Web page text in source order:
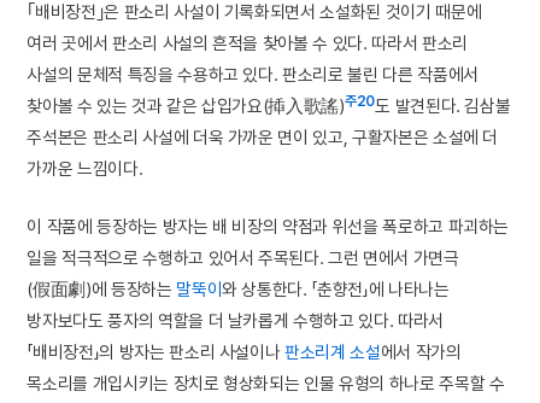
｢배비장전｣은 판소리 사설이 기록화되면서 소설화된 것이기 때문에
여러 곳에서 판소리 사설의 흔적을 찾아볼 수 있다. 따라서 판소리
사설의 문체적 특징을 수용하고 있다. 판소리로 불린 다른 작품에서
찾아볼 수 있는 것과 같은 삽입가요(揷入歌謠)주20도 발견된다. 김삼불
주석본은 판소리 사설에 더욱 가까운 면이 있고, 구활자본은 소설에 더
가까운 느낌이다.
이 작품에 등장하는 방자는 배 비장의 약점과 위선을 폭로하고 파괴하는
일을 적극적으로 수행하고 있어서 주목된다. 그런 면에서 가면극
(假面劇)에 등장하는 말뚝이와 상통한다. 「춘향전」에 나타나는
방자보다도 풍자의 역할을 더 날카롭게 수행하고 있다. 따라서
「배비장전」의 방자는 판소리 사설이나판소리계 소설에서 작가의
목소리를 개입시키는 장치로 형상화되는 인물 유형의 하나로 주목할 수